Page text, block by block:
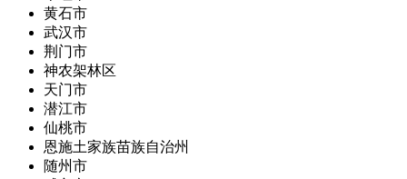
黄石市
武汉市
荆门市
神农架林区
天门市
潜江市
仙桃市
恩施土家族苗族自治州
随州市